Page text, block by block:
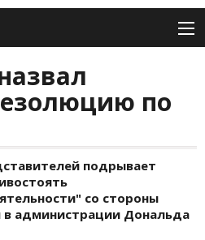
по
подрывает
со стороны
в администрации Дональда